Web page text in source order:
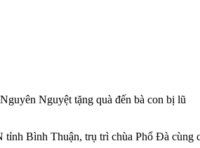
Nguyệt tặng quà đến bà con bị lũ
Bình Thuận, trụ trì chùa Phổ Đà cùng